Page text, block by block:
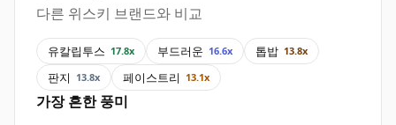
다른 위스키 브랜드와 비교
유칼립투스 17.8x 부드러운 16.6x 톱밥 13.8x
판지 13.8x 페이스트리 13.1x
가장 흔한 풍미